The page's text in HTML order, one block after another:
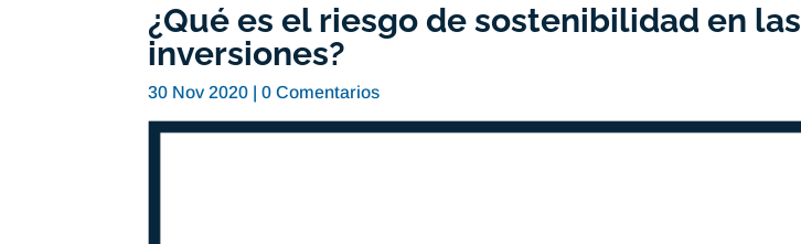
¿Qué es el riesgo de sostenibilidad en las
inversiones?
30 Nov 2020 |0 Comentarios